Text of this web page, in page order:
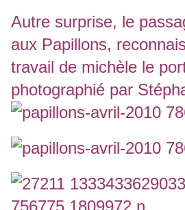
Autre surprise, le
aux Papillons,
travail de michèle le
photographié par